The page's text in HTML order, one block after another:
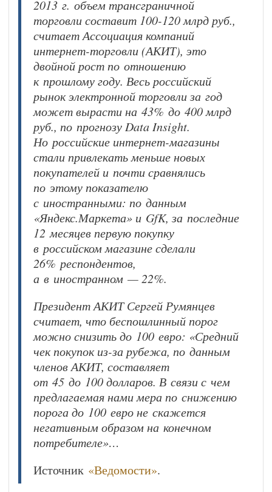
2013 г. объем трансграничной
торговли составит 100-120 млрд руб.,
считает Ассоциация компаний
интернет-торговли (АКИТ), это
двойной рост по отношению
к прошлому году. Весь российский
рынок электронной торговли за год
может вырасти на 43% до 400 млрд
руб., по прогнозу Data Insight.
Но российские интернет-магазины
стали привлекать меньше новых
покупателей и почти сравнялись
по этому показателю
с иностранными: по данным
«Яндекс.Маркета» и GfK, за последние
12 месяцев первую покупку
в российском магазине сделали
26% респондентов,
а в иностранном — 22%.
Президент АКИТ Сергей Румянцев
считает, что беспошлинный порог
можно снизить до 100 евро: «Средний
чек покупок из-за рубежа, по данным
членов АКИТ, составляет
от 45 до 100 долларов. В связи с чем
предлагаемая нами мера по снижению
порога до 100 евро не скажется
негативным образом на конечном
потребителе»…
Источник «Ведомости».